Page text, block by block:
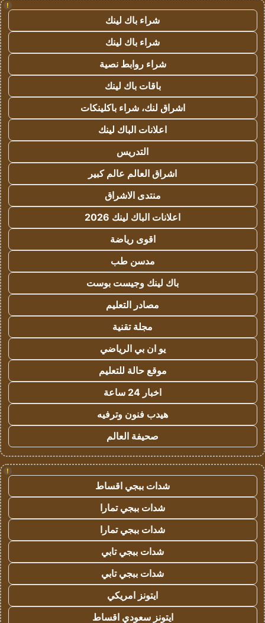
!
شراء باك لينك
شراء باك لينك
شراء روابط نصية
باقات باك لينك
اشراق لنك، شراء باكلينكات
اعلانات الباك لينك
التدريس
اشراق العالم عالم كبير
منتدى الاشراق
اعلانات الباك لينك 2026
اقوى رياضة
مدسن طب
باك لينك وجيست بوست
مصادر التعليم
مجلة تقنية
يو ان بي الرياضي
موقع حالة للتعليم
اخبار 24 ساعة
هيدب فنون وترفيه
صحيفة العالم
!
شدات ببجي اقساط
شدات ببجي تمارا
شدات ببجي تمارا
شدات ببجي تابي
شدات ببجي تابي
ايتونز امريكي
ايتونز سعودي اقساط